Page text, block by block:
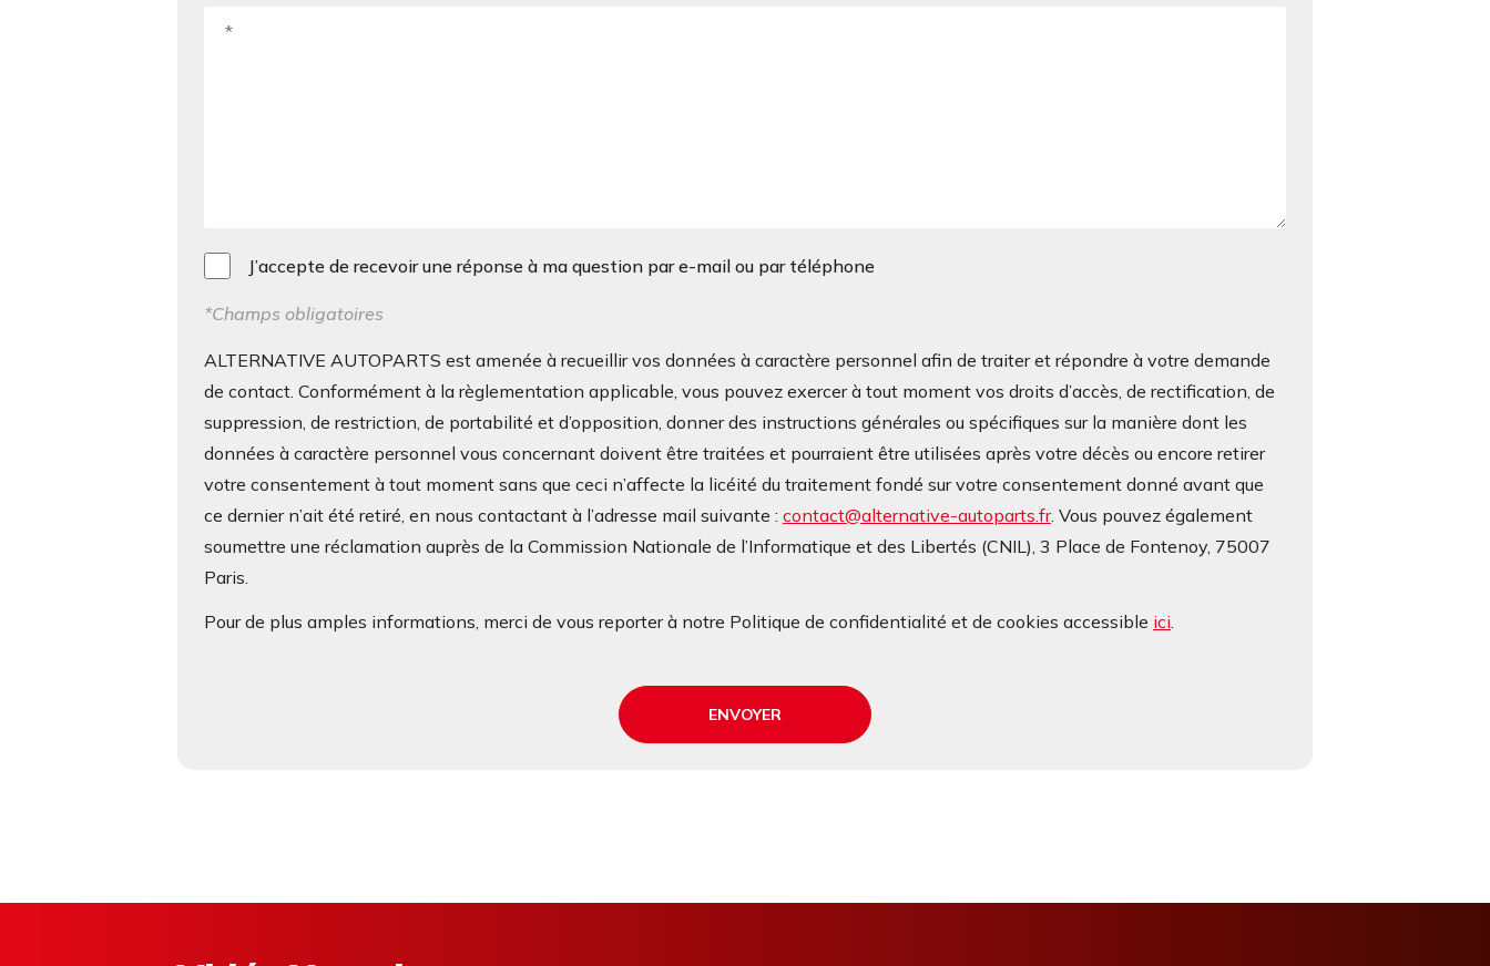
J’accepte de recevoir une réponse à ma question par e-mail ou par téléphone
*Champs obligatoires
ALTERNATIVE AUTOPARTS est amenée à recueillir vos données à caractère personnel afin de traiter et répondre à votre demande
de contact. Conformément à la règlementation applicable, vous pouvez exercer à tout moment vos droits d’accès, de rectification, de
suppression, de restriction, de portabilité et d’opposition, donner des instructions générales ou spécifiques sur la manière dont les
données à caractère personnel vous concernant doivent être traitées et pourraient être utilisées après votre décès ou encore retirer
votre consentement à tout moment sans que ceci n’affecte la licéité du traitement fondé sur votre consentement donné avant que
ce dernier n’ait été retiré, en nous contactant à l’adresse mail suivante : contact@alternative-autoparts.fr. Vous pouvez également
soumettre une réclamation auprès de la Commission Nationale de l’Informatique et des Libertés (CNIL), 3 Place de Fontenoy, 75007
Paris.
Pour de plus amples informations, merci de vous reporter à notre Politique de confidentialité et de cookies accessible ici.
ENVOYER